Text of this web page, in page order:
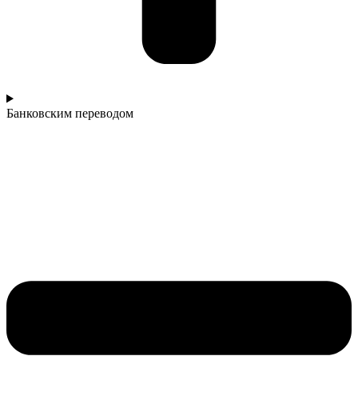
Банковским переводом